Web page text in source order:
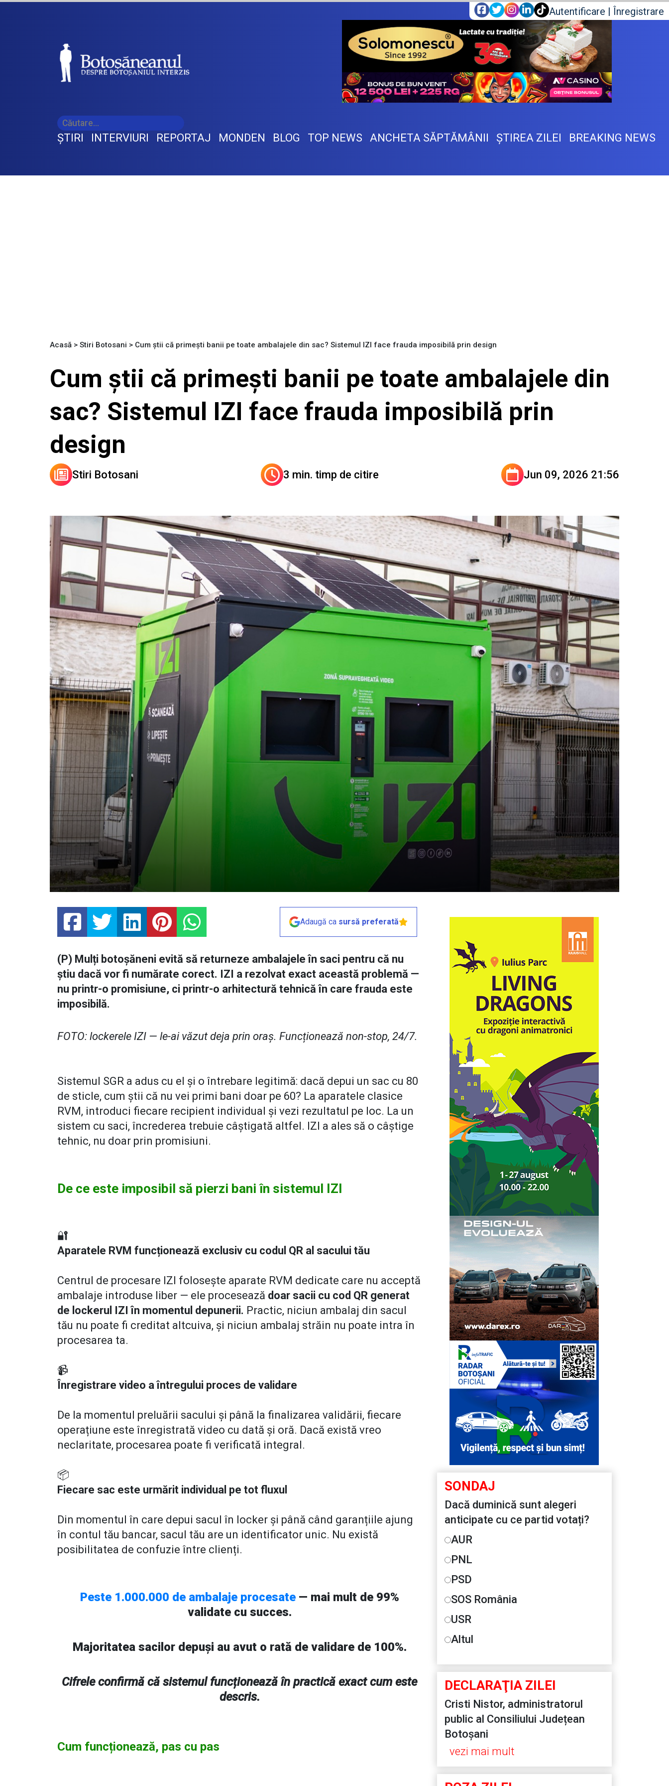
Autentificare | Înregistrare
ŞTIRI INTERVIURI REPORTAJ MONDEN BLOG TOP NEWS ANCHETA SĂPTĂMÂNII ŞTIREA ZILEI BREAKING NEWS
Acasă > Stiri Botosani > Cum știi că primești banii pe toate ambalajele din sac? Sistemul IZI face frauda imposibilă prin design
Cum știi că primești banii pe toate ambalajele din
sac? Sistemul IZI face frauda imposibilă prin
design
Stiri Botosani 3 min. timp de citire Jun 09, 2026 21:56
Adaugă ca sursă preferată
(P) Mulți botoșăneni evită să returneze ambalajele în saci pentru că nu
știu dacă vor fi numărate corect. IZI a rezolvat exact această problemă —
nu printr-o promisiune, ci printr-o arhitectură tehnică în care frauda este
imposibilă.
FOTO: lockerele IZI — le-ai văzut deja prin oraș. Funcționează non-stop, 24/7.
Sistemul SGR a adus cu el și o întrebare legitimă: dacă depui un sac cu 80
de sticle, cum știi că nu vei primi bani doar pe 60? La aparatele clasice
RVM, introduci fiecare recipient individual și vezi rezultatul pe loc. La un
sistem cu saci, încrederea trebuie câștigată altfel. IZI a ales să o câștige
tehnic, nu doar prin promisiuni.
De ce este imposibil să pierzi bani în sistemul IZI
🔐
Aparatele RVM funcționează exclusiv cu codul QR al sacului tău
Centrul de procesare IZI folosește aparate RVM dedicate care nu acceptă
ambalaje introduse liber — ele procesează doar sacii cu cod QR generat
de lockerul IZI în momentul depunerii. Practic, niciun ambalaj din sacul
tău nu poate fi creditat altcuiva, și niciun ambalaj străin nu poate intra în
procesarea ta.
📹
Înregistrare video a întregului proces de validare
De la momentul preluării sacului și până la finalizarea validării, fiecare
operațiune este înregistrată video cu dată și oră. Dacă există vreo
neclaritate, procesarea poate fi verificată integral.
📦
Fiecare sac este urmărit individual pe tot fluxul
Din momentul în care depui sacul în locker și până când garanțiile ajung
în contul tău bancar, sacul tău are un identificator unic. Nu există
posibilitatea de confuzie între clienți.
Peste 1.000.000 de ambalaje procesate— mai mult de 99%
validate cu succes.
Majoritatea sacilor depuși au avut o rată de validare de 100%.
Cifrele confirmă că sistemul funcționează în practică exact cum este
descris.
Cum funcționează, pas cu pas
SONDAJ
Dacă duminică sunt alegeri
anticipate cu ce partid votați?
AUR
PNL
PSD
SOS România
USR
Altul
DECLARAŢIA ZILEI
Cristi Nistor, administratorul
public al Consiliului Județean
Botoșani
vezi mai mult